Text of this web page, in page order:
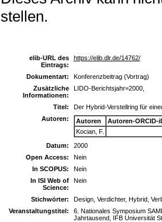
stellen.
elib-URL des
Eintrags:
https://elib.dlr.de/14762/
Dokumentart:
Konferenzbeitrag (Vortrag)
Zusätzliche
Informationen:
LIDO-Berichtsjahr=2000,
Titel:
Der Hybrid-Verstellring für
Autoren:
Autoren
Autoren-ORCID-
Kocian, F.
Datum:
2000
Open Access:
Nein
In SCOPUS:
Nein
In ISI Web of
Science:
Nein
Stichwörter:
Design, Verdichter, Hybrid,
Veranstaltungstitel:
6. Nationales Symposium
Jahrtausend, IFB Universität